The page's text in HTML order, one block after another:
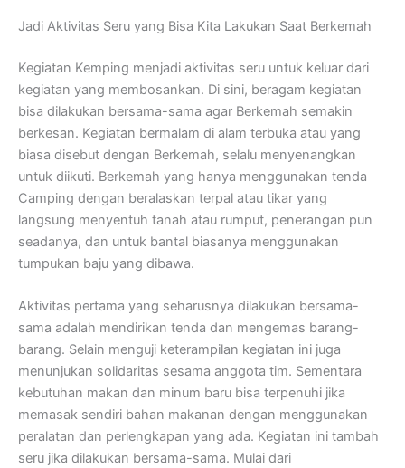
Jadi Aktivitas Seru yang Bisa Kita Lakukan Saat Berkemah
Kegiatan Kemping menjadi aktivitas seru untuk keluar dari
kegiatan yang membosankan. Di sini, beragam kegiatan
bisa dilakukan bersama-sama agar Berkemah semakin
berkesan. Kegiatan bermalam di alam terbuka atau yang
biasa disebut dengan Berkemah, selalu menyenangkan
untuk diikuti. Berkemah yang hanya menggunakan tenda
Camping dengan beralaskan terpal atau tikar yang
langsung menyentuh tanah atau rumput, penerangan pun
seadanya, dan untuk bantal biasanya menggunakan
tumpukan baju yang dibawa.
Aktivitas pertama yang seharusnya dilakukan bersama-
sama adalah mendirikan tenda dan mengemas barang-
barang. Selain menguji keterampilan kegiatan ini juga
menunjukan solidaritas sesama anggota tim. Sementara
kebutuhan makan dan minum baru bisa terpenuhi jika
memasak sendiri bahan makanan dengan menggunakan
peralatan dan perlengkapan yang ada. Kegiatan ini tambah
seru jika dilakukan bersama-sama. Mulai dari